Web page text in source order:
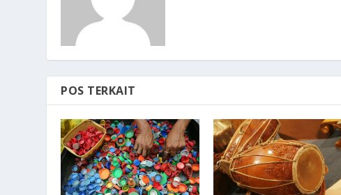
POS TERKAIT